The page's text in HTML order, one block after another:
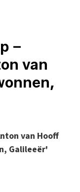
–
van
van Hooff
Galileeër'